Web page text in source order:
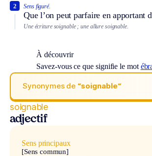
Sens figuré.
Que l’on peut parfaire en apportant
2
Une écriture soignable ; une allure soignable.
À découvrir
Savez-vous ce que signifie le mot
Synonymes de “soignable“
soignable
adjectif
Sens principaux
[Sens commun]